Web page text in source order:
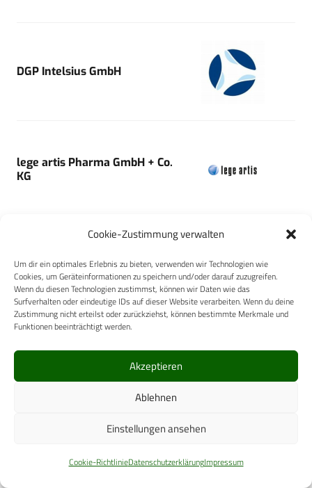
Cookie-Zustimmung verwalten
Um dir ein optimales Erlebnis zu bieten, verwenden wir Technologien wie
Cookies, um Geräteinformationen zu speichern und/oder darauf zuzugreifen.
Wenn du diesen Technologien zustimmst, können wir Daten wie das
Surfverhalten oder eindeutige IDs auf dieser Website verarbeiten. Wenn du deine
Zustimmung nicht erteilst oder zurückziehst, können bestimmte Merkmale und
Funktionen beeinträchtigt werden.
Akzeptieren
Ablehnen
Einstellungen ansehen
Cookie-RichtlinieDatenschutzerklärungImpressum
DGP Intelsius GmbH
lege artis Pharma GmbH + Co.
KG
BINZ Automotive GmbH
B2B Hygiene Shop